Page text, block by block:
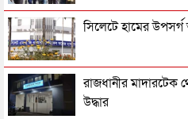
সিলেটে হামের
রাজধানীর মাদারটেক
উদ্ধার